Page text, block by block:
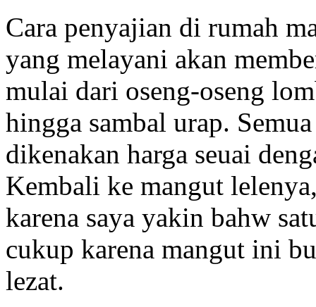
Cara penyajian di rumah
yang melayani akan
mulai dari oseng-oseng
hingga sambal urap.
dikenakan harga seuai
Kembali ke mangut
karena saya yakin bahw
cukup karena mangut ini
lezat.